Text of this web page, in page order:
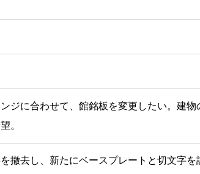
ジに合わせて、館銘板を変更したい。建物
。
撤去し、新たにベースプレートと切文字を